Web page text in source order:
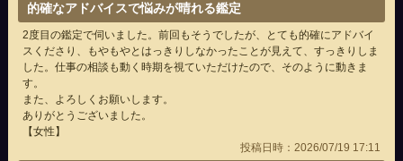
的確なアドバイスで悩みが晴れる鑑定
2度目の鑑定で伺いました。前回もそうでしたが、とても的確にアドバイ
スくださり、もやもやとはっきりしなかったことが見えて、すっきりしま
した。仕事の相談も動く時期を視ていただけたので、そのように動きま
す。
また、よろしくお願いします。
ありがとうございました。
【女性】
投稿日時：2026/07/19 17:11